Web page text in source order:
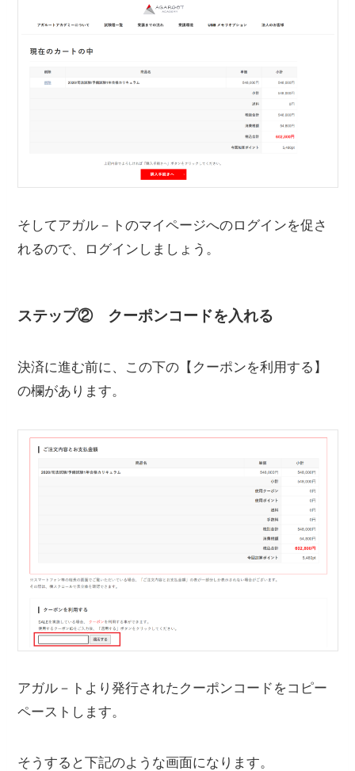
そしてアガル－トのマイページへのログインを促さ
れるので、ログインしましょう。
ステップ②クーポンコードを入れる
決済に進む前に、この下の【クーポンを利用する】
の欄があります。
アガル－トより発行されたクーポンコードをコピー
ペーストします。
そうすると下記のような画面になります。